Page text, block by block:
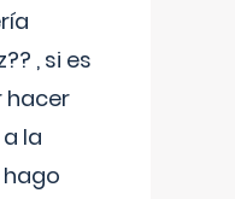
, si es
hacer
la